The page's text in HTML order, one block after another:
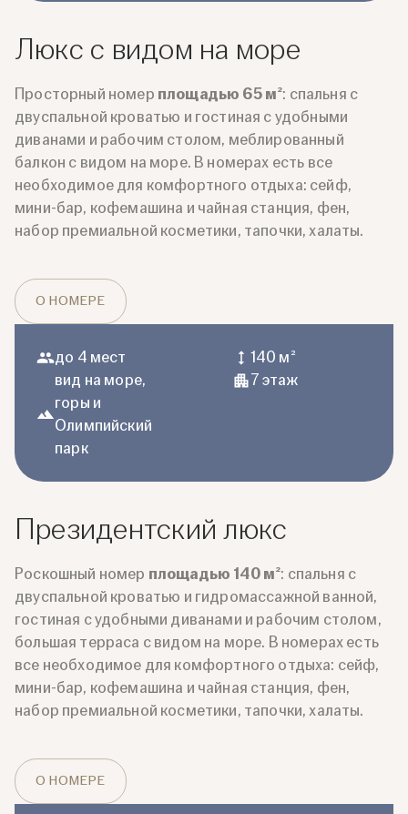
Люкс с видом на море
Просторный номер площадью 65 м²: спальня с
двуспальной кроватью и гостиная с удобными
диванами и рабочим столом, меблированный
балкон с видом на море. В номерах есть все
необходимое для комфортного отдыха: сейф,
мини-бар, кофемашина и чайная станция, фен,
набор премиальной косметики, тапочки, халаты.
О НОМЕРЕ
до 4 мест
140 м²
вид на море,
горы и
Олимпийский
парк
7 этаж
Президентский люкс
Роскошный номер площадью 140 м²: спальня с
двуспальной кроватью и гидромассажной ванной,
гостиная с удобными диванами и рабочим столом,
большая терраса с видом на море. В номерах есть
все необходимое для комфортного отдыха: сейф,
мини-бар, кофемашина и чайная станция, фен,
набор премиальной косметики, тапочки, халаты.
О НОМЕРЕ